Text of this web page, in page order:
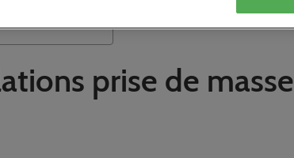
Nutrition Sportive
Rechercher
prise de masse